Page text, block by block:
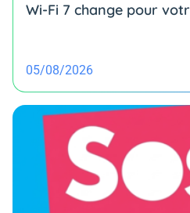
Wi-Fi 7 change pour
05/08/2026